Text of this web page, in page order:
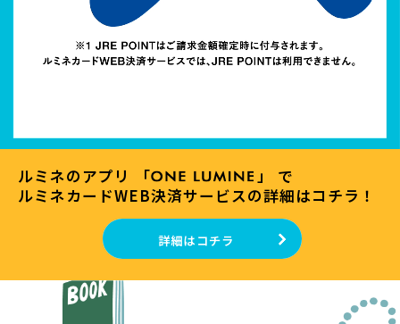
ルミネのアプリ 「
」 で
ルミネカードWEB決済サービスの詳細はコチラ！
詳細はコチラ